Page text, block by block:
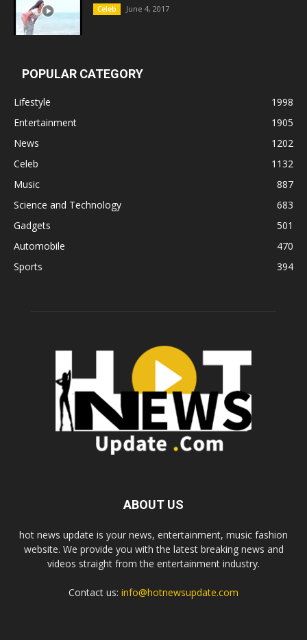
Celeb June 4, 2017
POPULAR CATEGORY
Lifestyle
1998
Entertainment
1905
News
1202
Celeb
1132
Music
887
Science and Technology
683
Gadgets
501
Automobile
470
Sports
394
ABOUT US
hot news update is your news, entertainment, music fashion
website. We provide you with the latest breaking news and
videos straight from the entertainment industry.
Contact us: info@hotnewsupdate.com